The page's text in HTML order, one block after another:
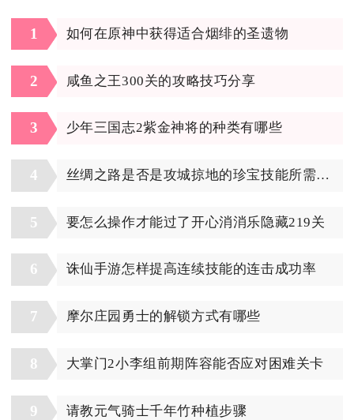
1 如何在原神中获得适合烟绯的圣遗物
2 咸鱼之王300关的攻略技巧分享
3 少年三国志2紫金神将的种类有哪些
4 丝绸之路是否是攻城掠地的珍宝技能所需之地
5 要怎么操作才能过了开心消消乐隐藏219关
6 诛仙手游怎样提高连续技能的连击成功率
7 摩尔庄园勇士的解锁方式有哪些
8 大掌门2小李组前期阵容能否应对困难关卡
9 请教元气骑士千年竹种植步骤